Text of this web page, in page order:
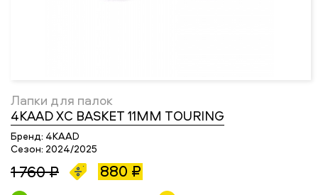
Лапки для палок
4KAAD XC BASKET 11MM TOURING
Бренд: 4KAAD
Сезон: 2024/2025
1 760 ₽ 880 ₽